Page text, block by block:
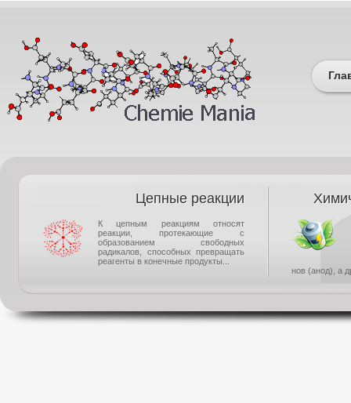
Цепные реакции
К цепным реакциям относят
реакции, протекающие с
образованием свободных
радикалов, способных превращать
реагенты в конечные продукты...
нов (анод), а